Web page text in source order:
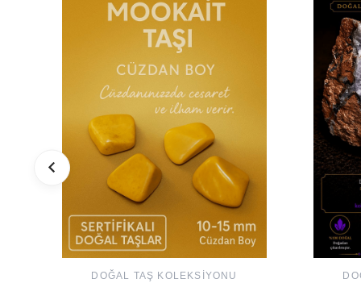
DOĞAL TAŞ KOLEKSIYONU